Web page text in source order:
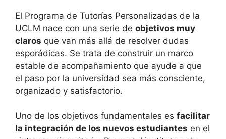
El Programa de Tutorías Personalizadas de la
UCLM nace con una serie de objetivos muy
claros que van más allá de resolver dudas
esporádicas. Se trata de construir un marco
estable de acompañamiento que ayude a que
el paso por la universidad sea más consciente,
organizado y satisfactorio.
Uno de los objetivos fundamentales es facilitar
la integración de los nuevos estudiantes en el